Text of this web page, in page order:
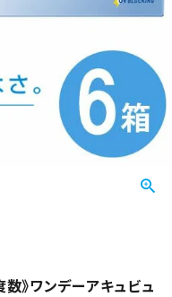
数》ワンデーアキュビュ